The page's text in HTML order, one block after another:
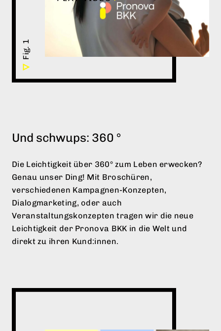
PLAY VIDEO
Und schwups: 360 °
Die Leichtigkeit über 360° zum Leben erwecken?
Genau unser Ding! Mit Broschüren,
verschiedenen Kampagnen-Konzepten,
Dialogmarketing, oder auch
Veranstaltungskonzepten tragen wir die neue
Leichtigkeit der Pronova BKK in die Welt und
direkt zu ihren Kund:innen.